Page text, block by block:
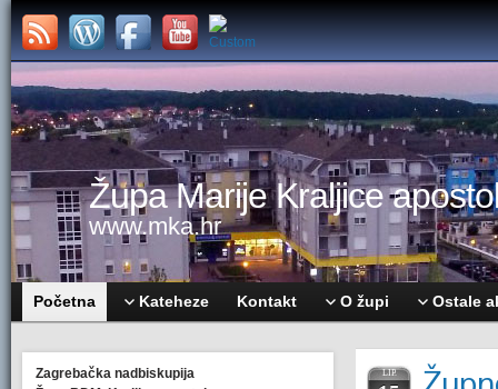
Župa Marije Kraljice
www.mka.hr
Početna Kateheze Kontakt O župi Ostale
Zagrebačka nadbiskupija
LIP.